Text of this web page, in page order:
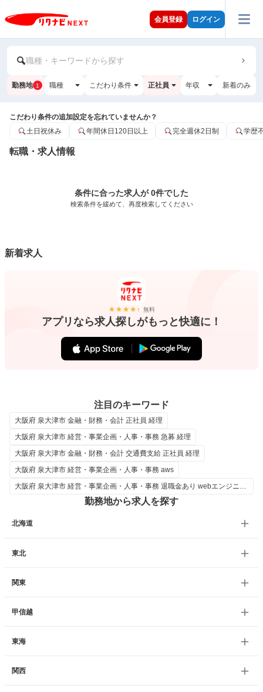
会員登録 ログイン
職種・キーワードから探す
勤務地 1 職種 こだわり条件 正社員 年収 新着のみ
こだわり条件の追加設定を忘れていませんか？
土日祝休み
年間休日120日以上 完全週休2日制 学歴
転職・求人情報
条件に合った求人が 0件でした
検索条件を緩めて、再度検索してください
新着求人
無料
アプリなら求人探しがもっと快適に！
注目のキーワード
大阪府 泉大津市 金融・財務・会計 正社員 経理
大阪府 泉大津市 経営・事業企画・人事・事務 急募 経理
大阪府 泉大津市 金融・財務・会計 交通費支給 正社員 経理
大阪府 泉大津市 経営・事業企画・人事・事務 aws
大阪府 泉大津市 経営・事業企画・人事・事務 退職金あり webエンジニア エンジニア
勤務地から求人を探す
北海道
東北
関東
甲信越
東海
関西